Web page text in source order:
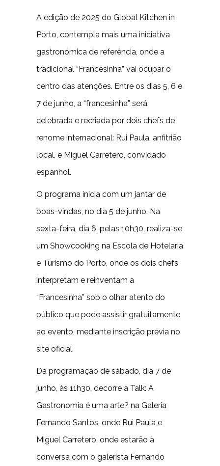
A edição de 2025 do Global Kitchen in
Porto, contempla mais uma iniciativa
gastronómica de referência, onde a
tradicional “Francesinha” vai ocupar o
centro das atenções. Entre os dias 5, 6 e
7 de junho, a “francesinha” será
celebrada e recriada por dois chefs de
renome internacional: Rui Paula, anfitrião
local, e Miguel Carretero, convidado
espanhol.
O programa inicia com um jantar de
boas-vindas, no dia 5 de junho. Na
sexta-feira, dia 6, pelas 10h30, realiza-se
um Showcooking na Escola de Hotelaria
e Turismo do Porto, onde os dois chefs
interpretam e reinventam a
“Francesinha” sob o olhar atento do
público que pode assistir gratuitamente
ao evento, mediante inscrição prévia no
site oficial.
Da programação de sábado, dia 7 de
junho, às 11h30, decorre a Talk: A
Gastronomia é uma arte? na Galeria
Fernando Santos, onde Rui Paula e
Miguel Carretero, onde estarão à
conversa com o galerista Fernando